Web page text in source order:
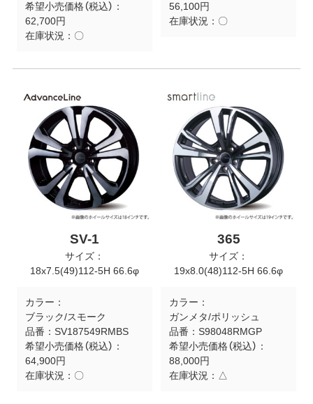
希望小売価格（税込）：
62,700円
在庫状況： 〇
56,100円
在庫状況： 〇
SV-1
サイズ：
18x7.5(49)112-5H 66.6φ
カラー：
ブラック/スモーク
品番： SV187549RMBS
希望小売価格（税込）：
64,900円
在庫状況： 〇
365
サイズ：
19x8.0(48)112-5H 66.6φ
カラー：
ガンメタ/ポリッシュ
品番： S98048RMGP
希望小売価格（税込）：
88,000円
在庫状況： △